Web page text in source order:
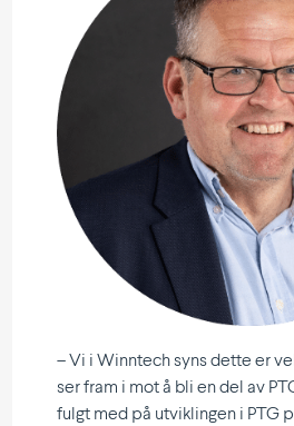
– Vi i Winntech syns dette er
ser fram i mot å bli en del av
fulgt med på utvik­lingen i PTG